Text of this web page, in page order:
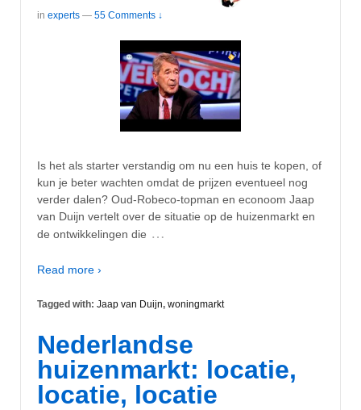
in experts — 55 Comments ↓
Is het als starter verstandig om nu een huis te kopen, of
kun je beter wachten omdat de prijzen eventueel nog
verder dalen? Oud-Robeco-topman en econoom Jaap
van Duijn vertelt over de situatie op de huizenmarkt en
de ontwikkelingen die …
Read more ›
Tagged with: Jaap van Duijn, woningmarkt
Nederlandse
huizenmarkt: locatie,
locatie, locatie